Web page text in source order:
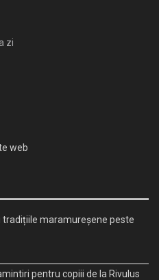
zi
web
tradițiile maramureșene peste
pentru copiii de la Rivulus